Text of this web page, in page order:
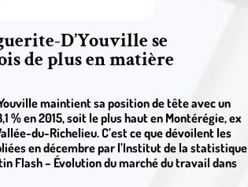
D’Youville se
de plus en matière
maintient sa position de tête avec un
% en 2015, soit le plus haut en Montérégie, ex
du-Richelieu. C’est ce que dévoilent les
en décembre par l’Institut de la statistique
Flash – Évolution du marché du travail dans